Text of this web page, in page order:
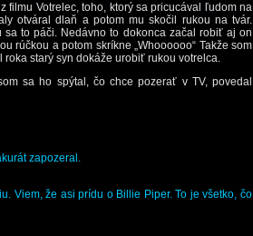
filmu Votrelec, toho, ktorý sa pricucával ľudom na
otváral dlaň a potom mu skočil rukou na tvár.
to páči. Nedávno to dokonca začal robiť aj on
rúčkou a potom skríkne „Whoooooo“ Takže som
roka starý syn dokáže urobiť rukou votrelca.
sa ho spýtal, čo chce pozerať v TV, povedal
zapozeral.
Viem, že asi prídu o Billie Piper. To je všetko, čo